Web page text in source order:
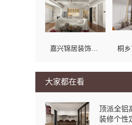
大家都在看
顶派全铝
装修个性